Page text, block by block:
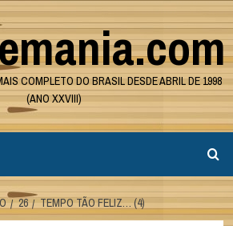
COMPLETO DO BRASIL DESDE ABRIL DE 1998
(ANO XXVIII)
26 TEMPO TÃO FELIZ… (4)